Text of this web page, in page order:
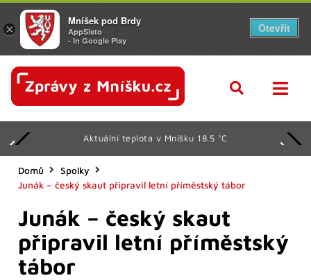
Aktuální teplota v Mníšku 18.5 °C
Domů
Spolky
Junák – český skaut připravil letní příměstský tábor
Junák – český skaut
připravil letní příměstský
tábor
×
Mníšek pod Brdy
AppSisto
- In Google Play
Otevřít